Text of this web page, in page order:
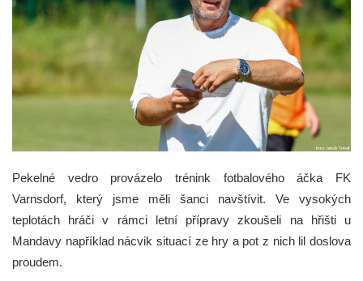
Pekelné vedro provázelo trénink fotbalového áčka FK
Varnsdorf, který jsme měli šanci navštívit. Ve vysokých
teplotách hráči v rámci letní přípravy zkoušeli na hřišti u
Mandavy například nácvik situací ze hry a pot z nich lil doslova
proudem.